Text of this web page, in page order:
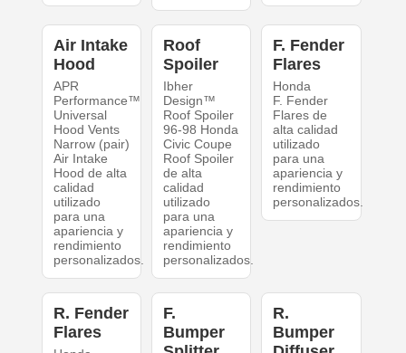
Air Intake
Hood
APR
Performance™
Universal
Hood Vents
Narrow (pair)
Air Intake
Hood de alta
calidad
utilizado
para una
apariencia y
rendimiento
personalizados.
Roof
Spoiler
Ibher
Design™
Roof Spoiler
96-98 Honda
Civic Coupe
Roof Spoiler
de alta
calidad
utilizado
para una
apariencia y
rendimiento
personalizados.
F. Fender
Flares
Honda
F. Fender
Flares de
alta calidad
utilizado
para una
apariencia y
rendimiento
personalizados.
R. Fender
Flares
F.
Bumper
R.
Bumper